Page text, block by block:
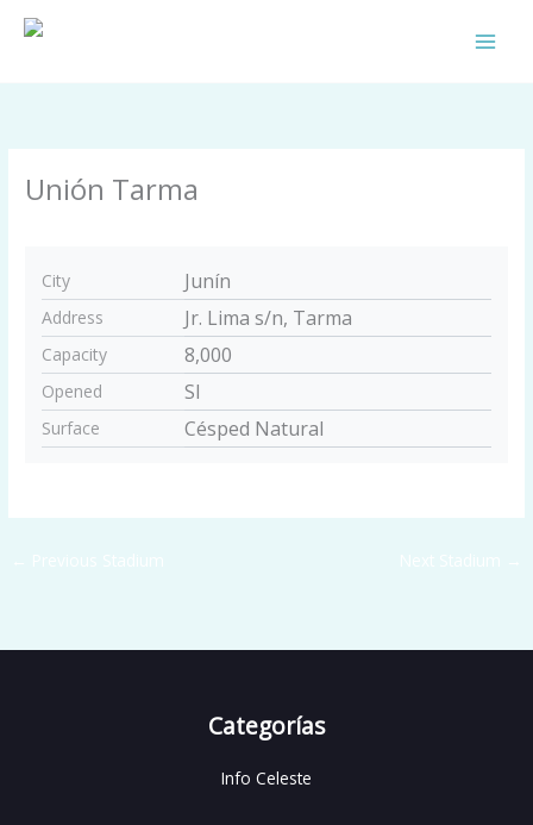
Unión Tarma
City Junín
Address Jr. Lima s/n, Tarma
Capacity 8,000
Opened SI
Surface Césped Natural
Categorías
Info Celeste